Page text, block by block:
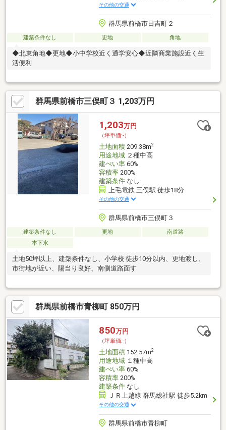
その他の交通
群馬県前橋市日吉町２
建築条件なし 更地 角地
◆北東角地◆更地◆小中学校近く通学安心◆近隣商業施設近く生
活便利
群馬県前橋市三俣町３ 1,203万円
1,203万円
（坪単価:-）
土地面積209.38m2
用途地域２種中高
建ぺい率60%
容積率200%
建築条件なし
上毛電鉄 三俣駅 徒歩18分
その他の交通
群馬県前橋市三俣町３
建築条件なし 更地
南道路
本下水
土地50坪以上、建築条件なし、小学校 徒歩10分以内、更地渡し、
市街地が近い、陽当り良好、南側道路面す
群馬県前橋市青柳町 850万円
850万円
（坪単価:-）
土地面積152.57m2
用途地域１種中高
建ぺい率60%
容積率200%
建築条件なし
ＪＲ上越線 群馬総社駅 徒歩5.2km
その他の交通
群馬県前橋市青柳町